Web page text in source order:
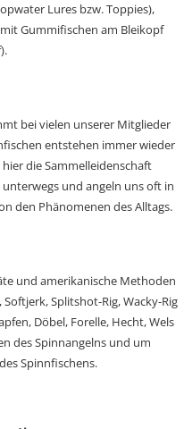
Lures bzw. Toppies),
Gummifischen am Bleikopf
bei vielen unserer Mitglieder
entstehen immer wieder
die Sammelleidenschaft
und angeln uns oft in
den Phänomenen des Alltags.
und amerikanische Methoden
Softjerk, Splitshot-Rig, Wacky-Rig
Döbel, Forelle, Hecht, Wels
des Spinnangelns und um
Spinnfischens.